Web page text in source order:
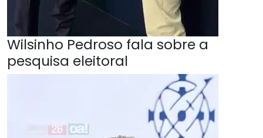
Wilsinho Pedroso fala sobre a
pesquisa eleitoral